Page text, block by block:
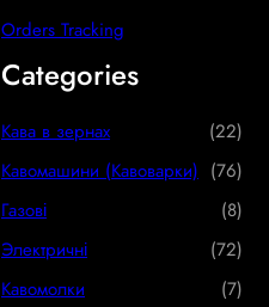
Orders Tracking
Categories
Кава в зернах 222
2
p
r
o
Кавомашини (Кавоварки) 767
6
p
r
Газові 88
p
r
Электричні 727
2
Кавомолки 77